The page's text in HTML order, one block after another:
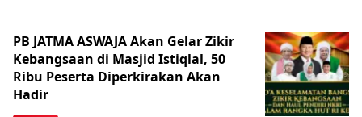
PB JATMA ASWAJA Akan Gelar Zikir
Kebangsaan di Masjid Istiqlal, 50
Ribu Peserta Diperkirakan Akan
Hadir